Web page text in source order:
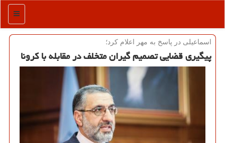
منو
اسماعیلی در پاسخ به مهر اعلام كرد؛
پیگیری قضایی تصمیم گیران متخلف در مقابله با كرونا